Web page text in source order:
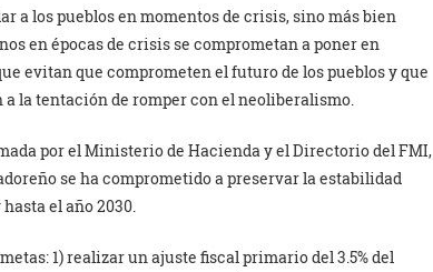
a los pueblos en momentos de crisis, sino más bien
en épocas de crisis se comprometan a poner en
evitan que comprometen el futuro de los pueblos y que
la tentación de romper con el neoliberalismo.
por el Ministerio de Hacienda y el Directorio del FMI,
se ha comprometido a preservar la estabilidad
el año 2030.
1) realizar un ajuste fiscal primario del 3.5% del